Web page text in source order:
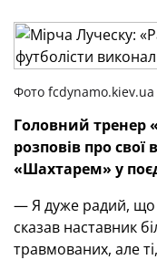
Фото fcdynamo.kiev.ua
Головний тренер
розповів про
«Шахтарем» у
— Я дуже радий, що
сказав наставник
травмованих, але